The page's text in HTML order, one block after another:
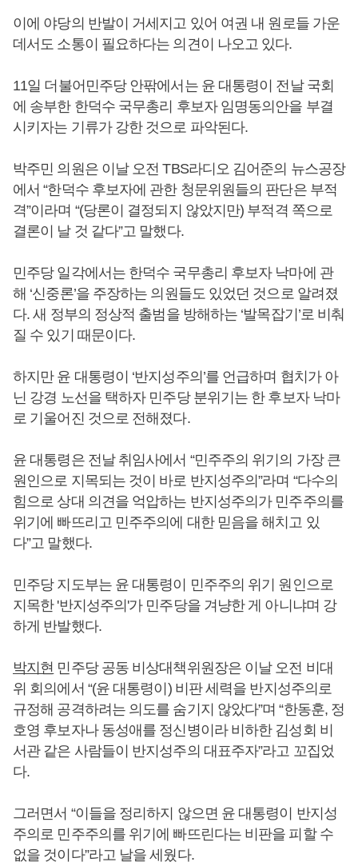
이에 야당의 반발이 거세지고 있어 여권 내 원로들 가운
데서도 소통이 필요하다는 의견이 나오고 있다.
11일 더불어민주당 안팎에서는 윤 대통령이 전날 국회
에 송부한 한덕수 국무총리 후보자 임명동의안을 부결
시키자는 기류가 강한 것으로 파악된다.
박주민 의원은 이날 오전 TBS라디오 김어준의 뉴스공장
에서 “한덕수 후보자에 관한 청문위원들의 판단은 부적
격”이라며 “(당론이 결정되지 않았지만) 부적격 쪽으로
결론이 날 것 같다”고 말했다.
민주당 일각에서는 한덕수 국무총리 후보자 낙마에 관
해 ‘신중론’을 주장하는 의원들도 있었던 것으로 알려졌
다. 새 정부의 정상적 출범을 방해하는 ‘발목잡기’로 비춰
질 수 있기 때문이다.
하지만 윤 대통령이 ‘반지성주의’를 언급하며 협치가 아
닌 강경 노선을 택하자 민주당 분위기는 한 후보자 낙마
로 기울어진 것으로 전해졌다.
윤 대통령은 전날 취임사에서 “민주주의 위기의 가장 큰
원인으로 지목되는 것이 바로 반지성주의”라며 “다수의
힘으로 상대 의견을 억압하는 반지성주의가 민주주의를
위기에 빠뜨리고 민주주의에 대한 믿음을 해치고 있
다”고 말했다.
민주당 지도부는 윤 대통령이 민주주의 위기 원인으로
지목한 '반지성주의'가 민주당을 겨냥한 게 아니냐며 강
하게 반발했다.
박지현 민주당 공동 비상대책위원장은 이날 오전 비대
위 회의에서 “(윤 대통령이) 비판 세력을 반지성주의로
규정해 공격하려는 의도를 숨기지 않았다”며 “한동훈, 정
호영 후보자나 동성애를 정신병이라 비하한 김성회 비
서관 같은 사람들이 반지성주의 대표주자”라고 꼬집었
다.
그러면서 “이들을 정리하지 않으면 윤 대통령이 반지성
주의로 민주주의를 위기에 빠뜨린다는 비판을 피할 수
없을 것이다”라고 날을 세웠다.